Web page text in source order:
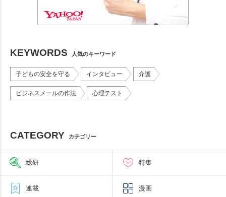
KEYWORDS 人気のキーワード
子どもの安全を守る インタビュー 介護
ビジネスメールの作法 心理テスト
CATEGORY カテゴリー
総研 特集
連載 漫画